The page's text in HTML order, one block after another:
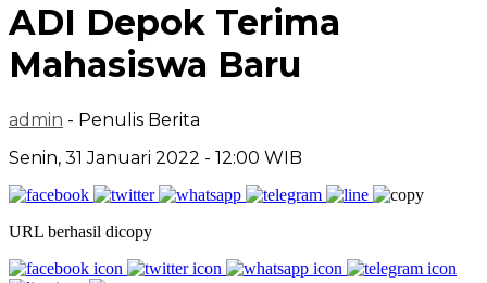
ADI Depok Terima
Mahasiswa Baru
admin - Penulis Berita
Senin, 31 Januari 2022 - 12:00 WIB
URL berhasil dicopy